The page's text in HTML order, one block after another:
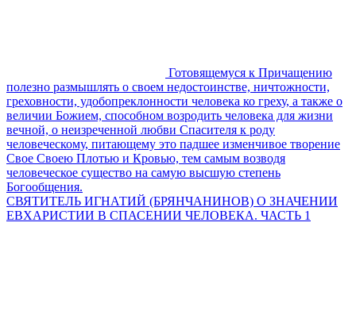
Готовящемуся к Причащению
полезно размышлять о своем недостоинстве, ничтожности,
греховности, удобопреклонности человека ко греху, а также о
величии Божием, способном возродить человека для жизни
вечной, о неизреченной любви Спасителя к роду
человеческому, питающему это падшее изменчивое творение
Свое Своею Плотью и Кровью, тем самым возводя
человеческое существо на самую высшую степень
Богообщения.
СВЯТИТЕЛЬ ИГНАТИЙ (БРЯНЧАНИНОВ) О ЗНАЧЕНИИ
ЕВХАРИСТИИ В СПАСЕНИИ ЧЕЛОВЕКА. ЧАСТЬ 1